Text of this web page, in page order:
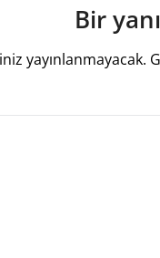
Bir
yayınlanmayacak.